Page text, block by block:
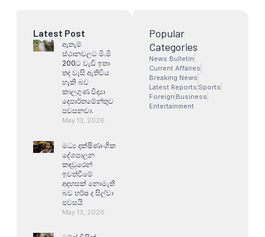
Latest Post
ඇතැම්
ස්ථානවලට මි.මි
200ට වැඩි ඉතා
තද වැසි ඇතිවිය
හැකි බව
කාලගුණ විද්‍යා
දෙපාර්තමේන්තුව
පවසනවා.
May 13, 2026
මධ්‍ය දක්ෂිණාංශික
දේශපාලන
කඳවුරෙන්
ඉවත්වීමේ
අදහසක් නොමැති
බව හර්ෂ ද සිල්වා
පවසයි
May 13, 2026
Popular
Categories
News Bulletin
Current Affaires
Breaking News
Latest Reports Sports
Foreign Business
Entertainment